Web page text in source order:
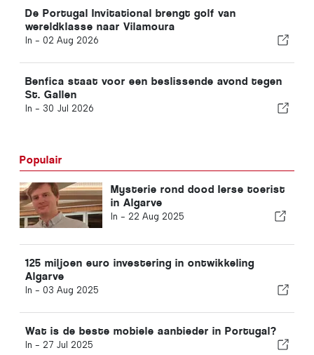
De Portugal Invitational brengt golf van
wereldklasse naar Vilamoura
In - 02 Aug 2026
Benfica staat voor een beslissende avond tegen
St. Gallen
In - 30 Jul 2026
Populair
Mysterie rond dood Ierse toerist
in Algarve
In - 22 Aug 2025
125 miljoen euro investering in ontwikkeling
Algarve
In - 03 Aug 2025
Wat is de beste mobiele aanbieder in Portugal?
In - 27 Jul 2025